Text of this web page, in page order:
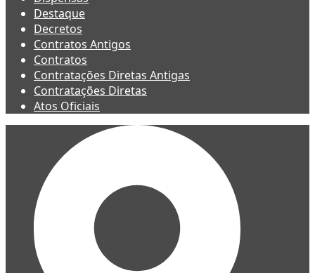
Destaque
Decretos
Contratos Antigos
Contratos
Contratações Diretas Antigas
Contratações Diretas
Atos Oficiais